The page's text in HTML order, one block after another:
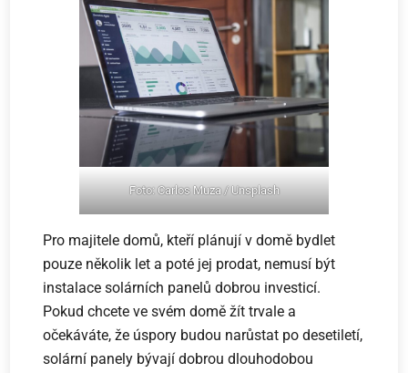
Foto: Carlos Muza / Unsplash
Pro majitele domů, kteří plánují v domě bydlet
pouze několik let a poté jej prodat, nemusí být
instalace solárních panelů dobrou investicí.
Pokud chcete ve svém domě žít trvale a
očekáváte, že úspory budou narůstat po desetiletí,
solární panely bývají dobrou dlouhodobou